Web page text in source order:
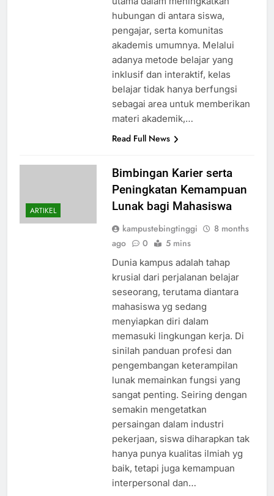
hubungan di antara siswa,
pengajar, serta komunitas
akademis umumnya. Melalui
adanya metode belajar yang
inklusif dan interaktif, kelas
belajar tidak hanya berfungsi
sebagai area untuk memberikan
materi akademik,…
Read Full News
ARTIKEL
Bimbingan Karier serta
Peningkatan Kemampuan
Lunak bagi Mahasiswa
kampustebingtinggi
8 months
ago
0 5 mins
Dunia kampus adalah tahap
krusial dari perjalanan belajar
seseorang, terutama diantara
mahasiswa yg sedang
menyiapkan diri dalam
memasuki lingkungan kerja. Di
sinilah panduan profesi dan
pengembangan keterampilan
lunak memainkan fungsi yang
sangat penting. Seiring dengan
semakin mengetatkan
persaingan dalam industri
pekerjaan, siswa diharapkan tak
hanya punya kualitas ilmiah yg
baik, tetapi juga kemampuan
interpersonal dan…